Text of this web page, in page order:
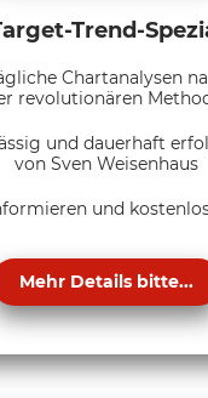
Trend-
Chartanalysen
revolutionären
und dauerhaft
von Sven Weisenhaus
und
Mehr Details bitte...